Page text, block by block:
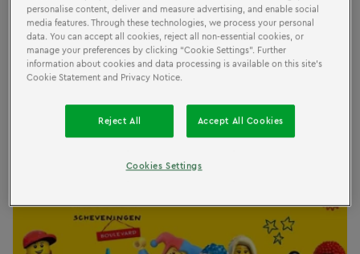
donderdag 23 juni 2022
Verjaardag, Feest
personalise content, deliver and measure advertising, and enable social
media features. Through these technologies, we process your personal
data. You can accept all cookies, reject all non-essential cookies, or
manage your preferences by clicking “Cookie Settings”. Further
information about cookies and data processing is available on this site’s
Cookie Statement and Privacy Notice.
Reject All Accept All Cookies
Cookies Settings